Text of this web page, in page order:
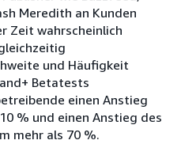
Meredith an Kunden
Zeit wahrscheinlich
und Häufigkeit
Betatests
einen Anstieg
% und einen Anstieg des
mehr als 70 %.